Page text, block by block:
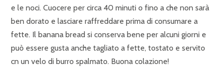
e le noci. Cuocere per circa 40 minuti o fino a che non sarà
ben dorato e lasciare raffreddare prima di consumare a
fette. Il banana bread si conserva bene per alcuni giorni e
può essere gusta anche tagliato a fette, tostato e servito
cn un velo di burro spalmato. Buona colazione!